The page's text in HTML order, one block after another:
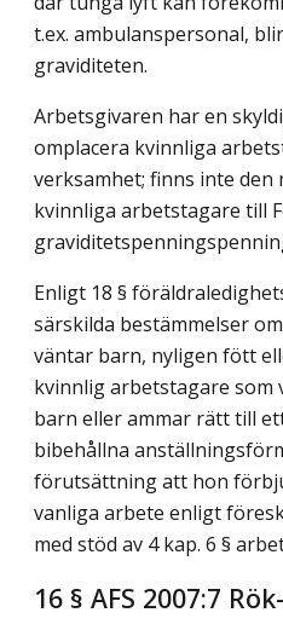
t.ex. ambulanspersonal,
graviditeten.
Arbetsgivaren har en
omplacera kvinnliga
verksamhet; finns inte den
kvinnliga arbetstagare till
Enligt 18 §
särskilda bestämmelser
väntar barn, nyligen fött
kvinnlig arbetstagare
barn eller ammar rätt till
bibehållna
förutsättning att hon
vanliga arbete enligt
med stöd av 4 kap. 6 §
16 § AFS 2007:7